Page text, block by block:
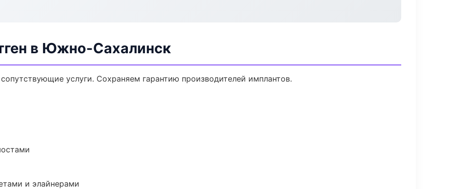
в Южно-Сахалинск
услуги. Сохраняем гарантию производителей имплантов.
и элайнерами